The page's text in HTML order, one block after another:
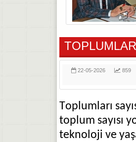
22-05-2026 859
Toplumları
toplum sayısı
teknoloji ve